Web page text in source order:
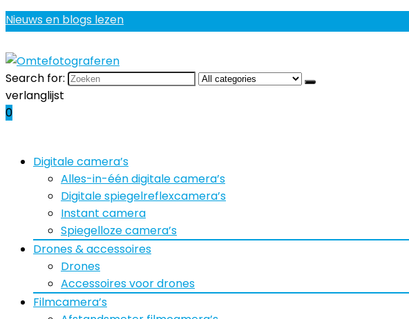
Nieuws en blogs lezen
Search for:
verlanglijst
0
Digitale camera’s
Alles-in-één digitale camera’s
Digitale spiegelreflexcamera’s
Instant camera
Spiegelloze camera’s
Drones & accessoires
Drones
Accessoires voor drones
Filmcamera’s